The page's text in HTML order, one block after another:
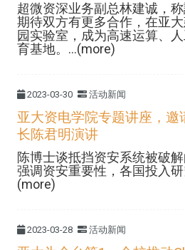
超微资深业务副总林建诚，
期待双方有更多合作，在亚
园实验室，成为高速运算、
育基地。...(more)
2023-03-30 活动新闻
亚大资电学院专题讲座，
长陈君明演讲
陈博士谈抵挡资安系统被破
强调资安重要性，各国投入
(more)
2023-03-28 活动新闻